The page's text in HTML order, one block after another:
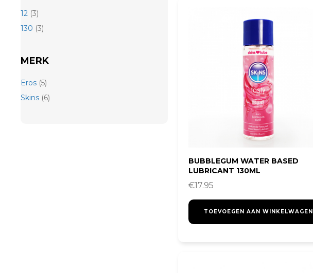
12 (3)
130 (3)
MERK
Eros (5)
Skins (6)
BUBBLEGUM WATER BASED
LUBRICANT 130ML
€17.95
TOEVOEGEN AAN WINKELWAGEN